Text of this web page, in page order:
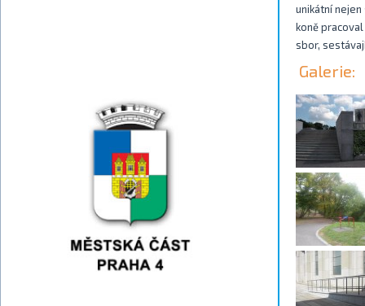
unikátní
koně
sbor,
Galerie: